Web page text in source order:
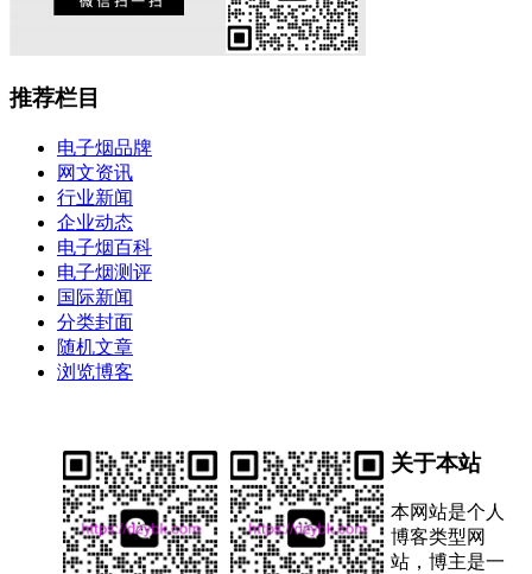
推荐栏目
电子烟品牌
网文资讯
行业新闻
企业动态
电子烟百科
电子烟测评
国际新闻
分类封面
随机文章
浏览博客
关于本站
本网站是个人
博客类型网
站，博主是一